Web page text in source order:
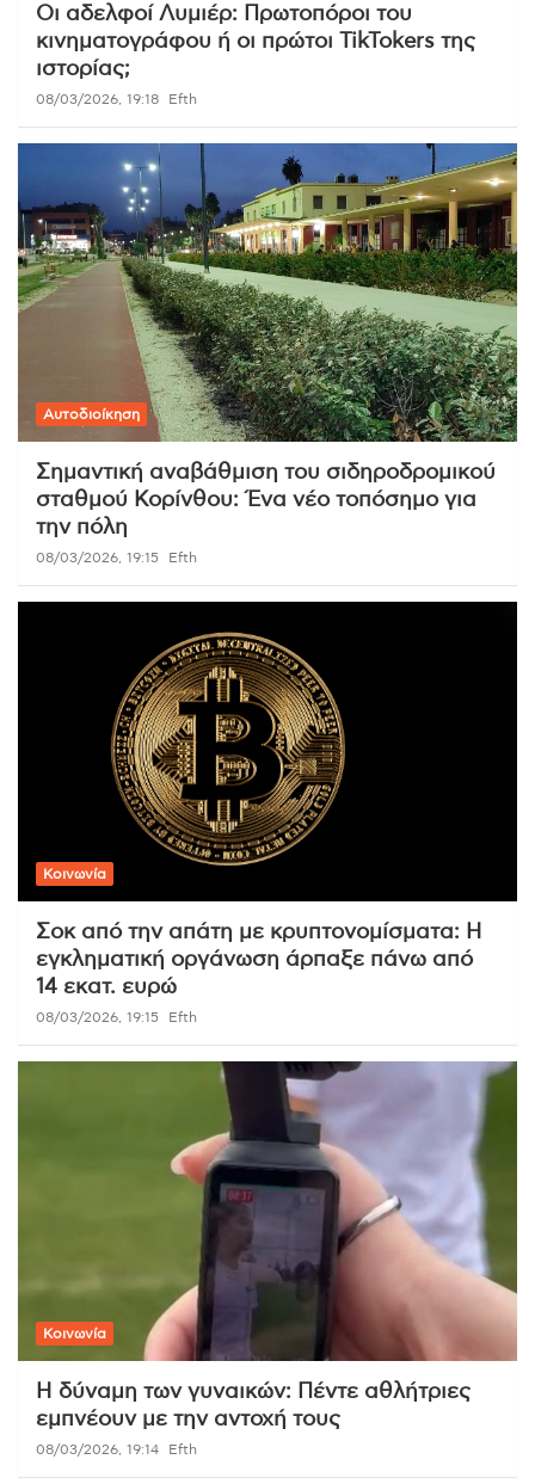
Οι αδελφοί Λυμιέρ: Πρωτοπόροι του
κινηματογράφου ή οι πρώτοι TikTokers της
ιστορίας;
08/03/2026, 19:18 Efth
Αυτοδιοίκηση
Σημαντική αναβάθμιση του σιδηροδρομικού
σταθμού Κορίνθου: Ένα νέο τοπόσημο για
την πόλη
08/03/2026, 19:15 Efth
Κοινωνία
Σοκ από την απάτη με κρυπτονομίσματα: Η
εγκληματική οργάνωση άρπαξε πάνω από
14 εκατ. ευρώ
08/03/2026, 19:15 Efth
Κοινωνία
Η δύναμη των γυναικών: Πέντε αθλήτριες
εμπνέουν με την αντοχή τους
08/03/2026, 19:14 Efth